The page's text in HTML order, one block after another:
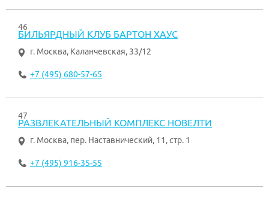
46
БИЛЬЯРДНЫЙ КЛУБ БАРТОН ХАУС
г. Москва, Каланчевская, 33/12
+7 (495) 680-57-65
47
РАЗВЛЕКАТЕЛЬНЫЙ КОМПЛЕКС НОВЕЛТИ
г. Москва, пер. Наставнический, 11, стр. 1
+7 (495) 916-35-55